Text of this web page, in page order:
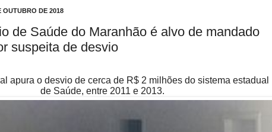
OUTUBRO DE 2018
de Saúde do Maranhão é alvo de mandado
suspeita de desvio
apura o desvio de cerca de R$ 2 milhões do sistema estadual
de Saúde, entre 2011 e 2013.